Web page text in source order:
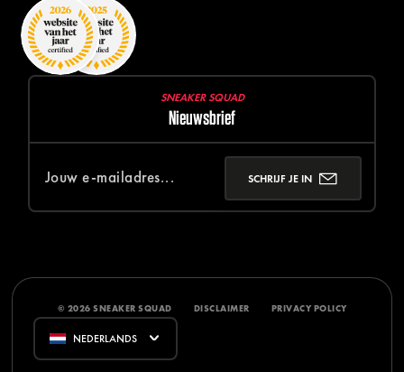
SNEAKER SQUAD
Nieuwsbrief
SCHRIJF JE IN
© 2026 SNEAKER SQUAD DISCLAIMER PRIVACY POLICY
NEDERLANDS